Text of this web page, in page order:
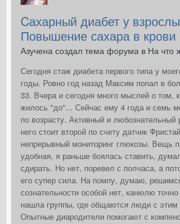
Cахарный диабет у
Повышение сахара в крови
Азучена создал тема форума в На что
Сегодня стаж диабета первого типа у
годы. Ровно год назад Максим попал в
33. Вчера и сегодня много мыслей о том,
жилось "до"... Сейчас ему 4 года и семь
по возрасту. Активный и любознательный
него стоит второй по счету датчик
непрерывный мониторинг глюкозы. Вещь
удобная, я раньше боялась ставить,
сдирать. Но нет, поревел с полчаса, а
его супер сила. На помпу, думаю,
сознательности особой нет, канюлю
нашла группы, где общаются люди с этим
Опытные диародители помогают с